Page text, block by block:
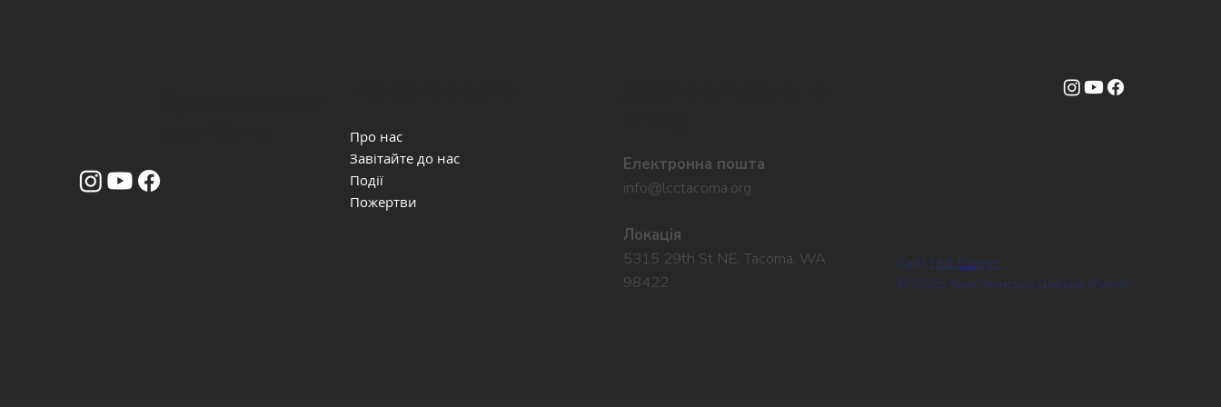
Про нас
Завітайте до нас
Події
Пожертви
Електронна пошта
info@lcctacoma.org
Локація
5315 29th St NE, Tacoma, WA
98422
Сайт Huk Design
© 2025 Християнська Церква Життя